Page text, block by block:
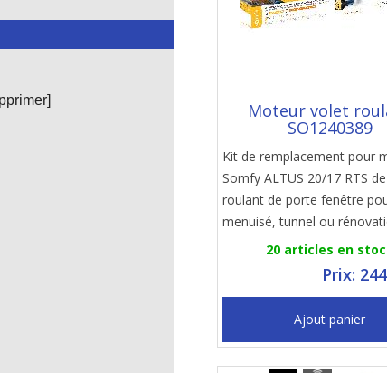
]
Moteur volet
SO1240389
Kit de remplacement pour
Somfy ALTUS 20/17 RTS
roulant de porte fenêtre
menuisé, tunnel ou
20 articles en
Prix:
Ajout panier